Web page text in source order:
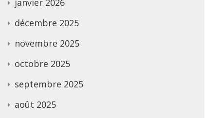
décembre 2025
novembre 2025
octobre 2025
septembre 2025
août 2025